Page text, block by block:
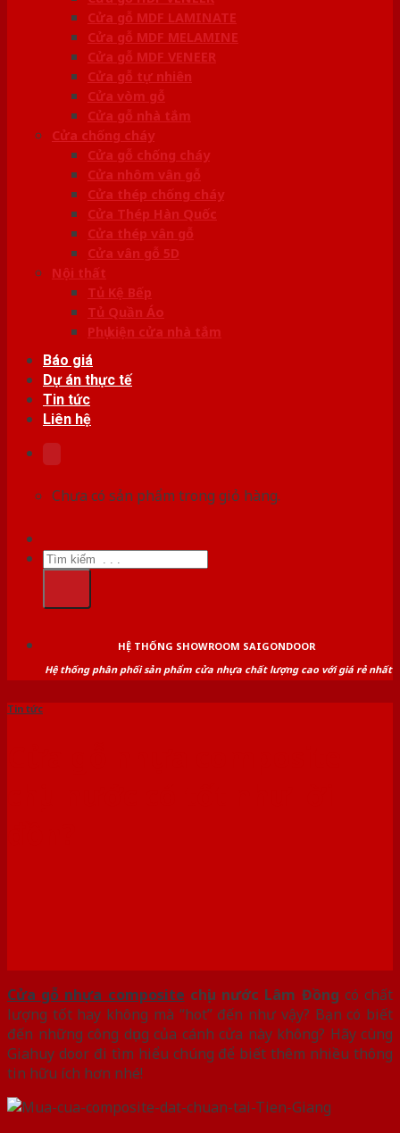
Cửa gỗ MDF LAMINATE
Cửa gỗ MDF MELAMINE
Cửa gỗ MDF VENEER
Cửa gỗ tự nhiên
Cửa vòm gỗ
Cửa gỗ nhà tắm
Cửa chống cháy
Cửa gỗ chống cháy
Cửa nhôm vân gỗ
Cửa thép chống cháy
Cửa Thép Hàn Quốc
Cửa thép vân gỗ
Cửa vân gỗ 5D
Nội thất
Tủ Kệ Bếp
Tủ Quần Áo
Phụ kiện cửa nhà tắm
Báo giá
Dự án thực tế
Tin tức
Liên hệ
Chưa có sản phẩm trong giỏ hàng.
Tìm
kiếm:
HỆ THỐNG SHOWROOM SAIGONDOOR
Hệ thống phân phối sản phẩm cửa nhựa chất lượng cao với giá rẻ nhất
Tin tức
Cửa gỗ nhựa composite chịu nước Lâm Đồng có chất
lượng tốt hay không mà “hot” đến như vậy? Bạn có biết
đến những công dụng của cánh cửa này không? Hãy cùng
Giahuy door đi tìm hiểu chúng để biết thêm nhiều thông
tin hữu ích hơn nhé!